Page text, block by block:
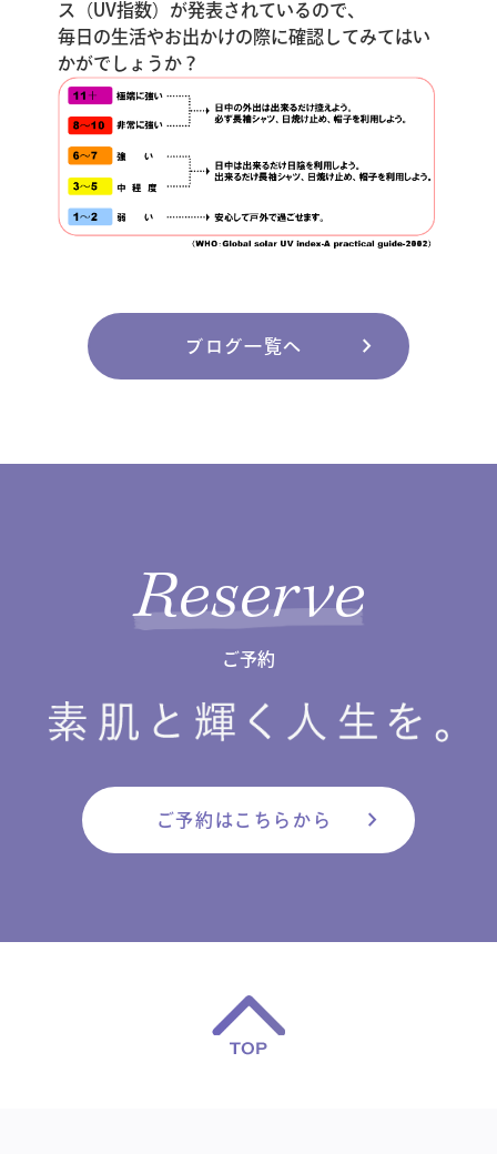
ス（UV指数）が発表されているので、
毎日の生活やお出かけの際に確認してみてはい
かがでしょうか？
ブログ一覧へ chevron_right
Reserve
ご予約
ご予約はこちらから chevron_right